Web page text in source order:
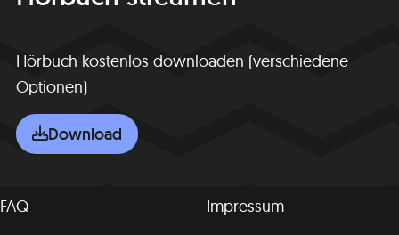
Hörbuch kostenlos downloaden (verschiedene
Optionen)
Download
FAQ
Impressum